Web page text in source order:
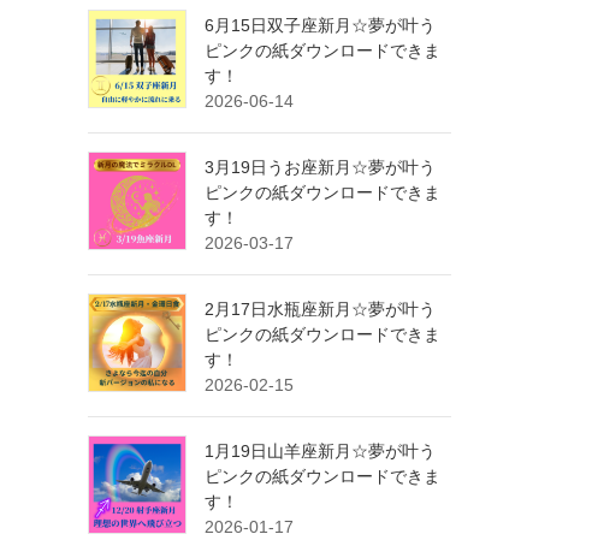
6月15日双子座新月☆夢が叶う
ピンクの紙ダウンロードできま
す！
2026-06-14
3月19日うお座新月☆夢が叶う
ピンクの紙ダウンロードできま
す！
2026-03-17
2月17日水瓶座新月☆夢が叶う
ピンクの紙ダウンロードできま
す！
2026-02-15
1月19日山羊座新月☆夢が叶う
ピンクの紙ダウンロードできま
す！
2026-01-17